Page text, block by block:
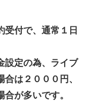
受付で、通常１日
設定の為、ライブ
は２０００円、
が多いです。